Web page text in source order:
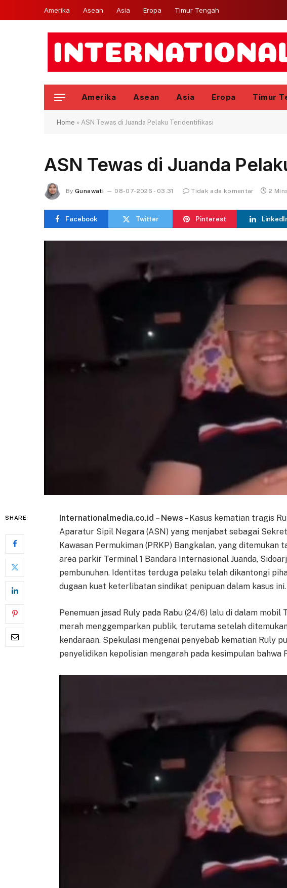
Amerika Asean Asia Eropa Timur Tengah
Amerika Asean Asia Eropa Timur
Home » ASN Tewas di Juanda Pelaku Teridentifikasi
ASN Tewas di Juanda
By Gunawati 08-07-2026 - 03.31 Tidak ada komentar 2
Facebook Twitter Pinterest
SHARE Internationalmedia.co.id – News – Kasus kematian tragis
Aparatur Sipil Negara (ASN) yang menjabat sebagai
Kawasan Permukiman (PRKP) Bangkalan, yang ditemukan
area parkir Terminal 1 Bandara Internasional Juanda,
pembunuhan. Identitas terduga pelaku telah dikantongi
dugaan kuat keterlibatan sindikat penipuan dalam kasus ini.
Penemuan jasad Ruly pada Rabu (24/6) lalu di dalam
merah menggemparkan publik, terutama setelah
kendaraan. Spekulasi mengenai penyebab kematian Ruly
penyelidikan kepolisian mengarah pada kesimpulan bahwa